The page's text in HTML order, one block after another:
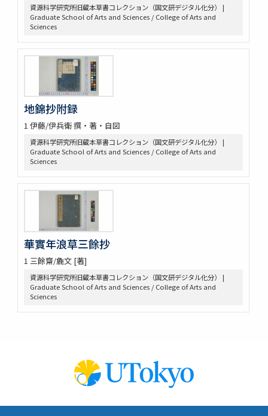
三物考
大成真寫譜
有毒便覧
毒品便覧
田中芳男君七六展覽會記念誌
錦窠翁耋筵誌
錦窠翁九十賀壽博物會誌 / 伊藤篤太郎編
多識會誌
伊藤圭介履歴
救荒本草啓蒙 / 小野蕙蕙口授 ; 小野彦安録
救荒野譜記聞
艸木圖説 / 飯沼慾齋著 ; 田中芳男, 小野職愨増訂
本草圖譜 / 潅園岩崎常正著 ; 飯田藏太郎編纂
本草圖譜 / 岩崎常正著
瓶史草木備考
植物漢名鑑
草木異名集
[和]朝本草
寫生本草書
香山采種 / 鶴鳴竹内又玄 [撰]
有用植物圖説 / 田中芳男, 小野職愨撰 ; 曲直瀬愛, 小森頼信校 ; 服部
日本竹譜 / 片山直人著 ; 中島仰山画
竹譜 / (清) 陳鼎著 ; (清) 潘宗洛校
資源科学研究所旧蔵本草書コレクション（国文研デジタル化分） |
Graduate School of Arts and Sciences / College of Arts and
Sciences
地錦抄附録
1 伊藤/伊兵衛 撰・著・自図
資源科学研究所旧蔵本草書コレクション（国文研デジタル化分） |
Graduate School of Arts and Sciences / College of Arts and
Sciences
華實年浪草三餘抄
1 三餘齋/麁文 [著]
資源科学研究所旧蔵本草書コレクション（国文研デジタル化分） |
Graduate School of Arts and Sciences / College of Arts and
Sciences